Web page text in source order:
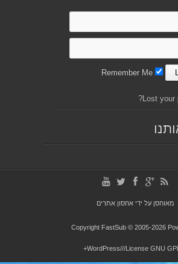
Lost your
מאוחסן על ידיאחסון אתרים
Copyright FastSub © 2005-2026
WordPress///License GNU